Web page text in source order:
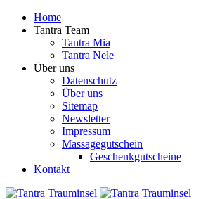
Home
Tantra Team
Tantra Mia
Tantra Nele
Über uns
Datenschutz
Über uns
Sitemap
Newsletter
Impressum
Massagegutschein
Geschenkgutscheine
Kontakt